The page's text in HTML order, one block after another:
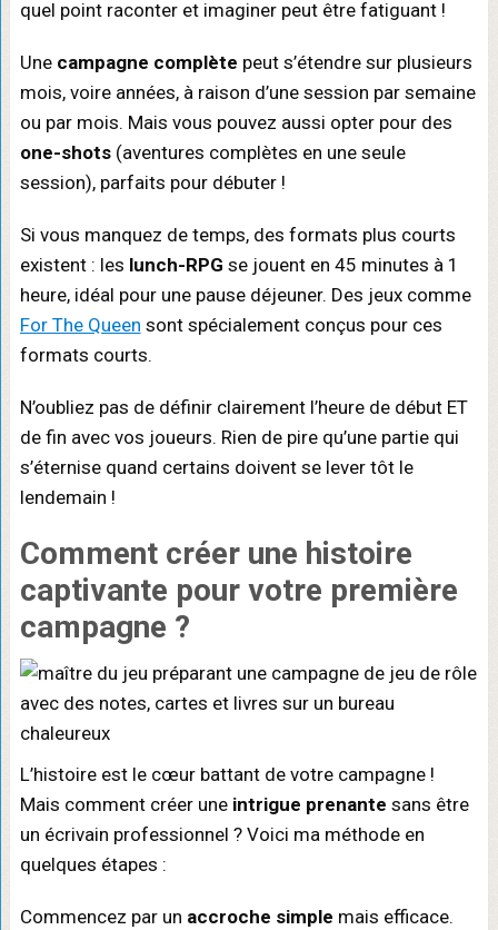
quel point raconter et imaginer peut être fatiguant !
Une campagne complète peut s’étendre sur plusieurs
mois, voire années, à raison d’une session par semaine
ou par mois. Mais vous pouvez aussi opter pour des
one-shots(aventures complètes en une seule
session), parfaits pour débuter !
Si vous manquez de temps, des formats plus courts
existent : les lunch-RPG se jouent en 45 minutes à 1
heure, idéal pour une pause déjeuner. Des jeux comme
For The Queen sont spécialement conçus pour ces
formats courts.
N’oubliez pas de définir clairement l’heure de début ET
de fin avec vos joueurs. Rien de pire qu’une partie qui
s’éternise quand certains doivent se lever tôt le
lendemain !
Comment créer une histoire
captivante pour votre première
campagne ?
L’histoire est le cœur battant de votre campagne !
Mais comment créer une intrigue prenante sans être
un écrivain professionnel ? Voici ma méthode en
quelques étapes :
Commencez par un accroche simple mais efficace.